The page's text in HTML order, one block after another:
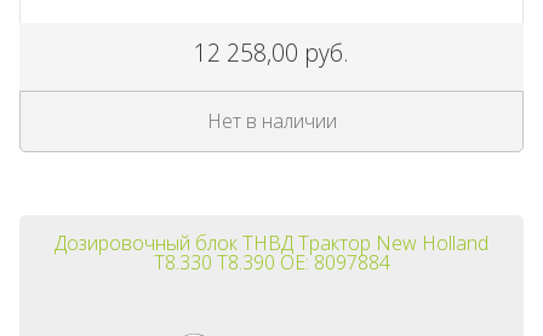
12 258,00 руб.
Нет в наличии
Дозировочный блок ТНВД Трактор New Holland
T8.330 T8.390 OE: 8097884